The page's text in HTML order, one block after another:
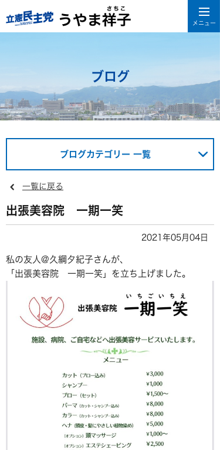
ブログ
ブログカテゴリー 一覧
一覧に戻る
出張美容院 一期一笑
2021年05月04日
私の友人@久綱夕紀子さんが、
「出張美容院 一期一笑」を立ち上げました。